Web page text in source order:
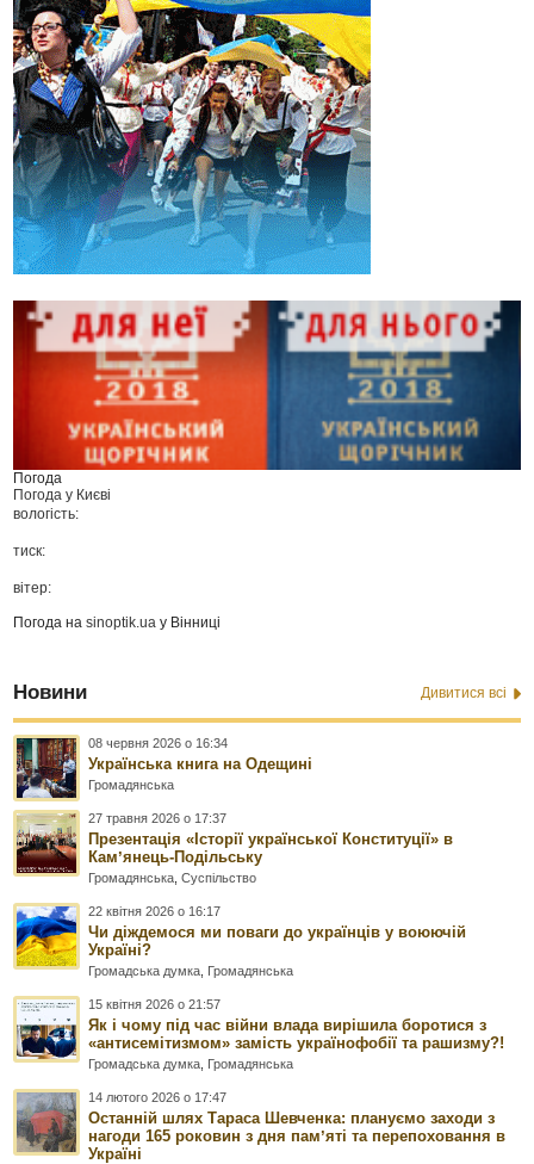
Погода
Погода у Києві
вологість:
тиск:
вітер:
Погода наsinoptik.ua у Вінниці
Новини Дивитися всі
08 червня 2026 о 16:34
Українська книга на Одещині
Громадянська
27 травня 2026 о 17:37
Презентація «Історії української Конституції» в
Камʼянець-Подільську
Громадянська ,Суспільство
22 квітня 2026 о 16:17
Чи діждемося ми поваги до українців у воюючій
Україні?
Громадська думка Громадянська
15 квітня 2026 о 21:57
Як і чому під час війни влада вирішила боротися з
«антисемітизмом» замість українофобії та рашизму?!
Громадська думка Громадянська
14 лютого 2026 о 17:47
Останній шлях Тараса Шевченка: плануємо заходи з
нагоди 165 роковин з дня памʼяті та перепоховання в
Україні